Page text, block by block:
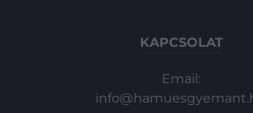
KAPCSOLAT
Email: